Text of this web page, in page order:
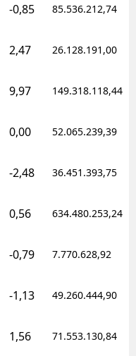
Eskişehir
Gümüşhane
Hakkari
Mersin
-0,85 85.536.212,74
2,47 26.128.191,00
9,97 149.318.118,44
0,00 52.065.239,39
-2,48 36.451.393,75
0,56 634.480.253,24
-0,79 7.770.628,92
-1,13 49.260.444,90
1,56 71.553.130,84